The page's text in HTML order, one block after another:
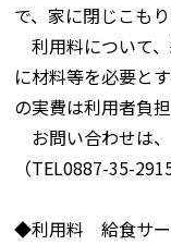
で、家に閉じこも
利用料について
に材料等を必要と
の実費は利用者負担
お問い合わせは
（TEL0887-35-
◆利用料 給食サー